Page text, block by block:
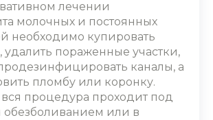
лечении
молочных и постоянных
необходимо купировать
удалить пораженные участки,
каналы, а
пломбу или коронку.
вся процедура проходит под
обезболиванием или в